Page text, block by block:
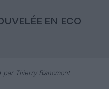
EN ECO
par Thierry Blancmont